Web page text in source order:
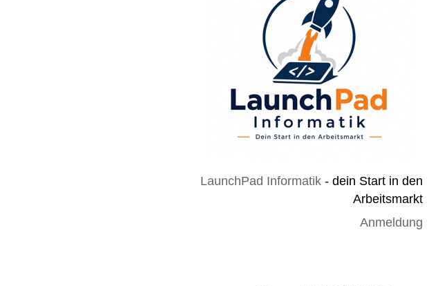
LaunchPad Informatik - dein Start in den
Arbeitsmarkt
Anmeldung